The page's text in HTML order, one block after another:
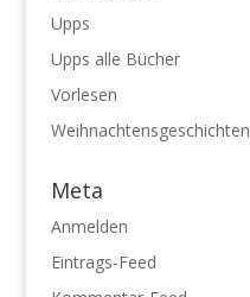
Upps
Upps alle Bücher
Vorlesen
Weihnachtensgeschichten
Meta
Anmelden
Eintrags-Feed